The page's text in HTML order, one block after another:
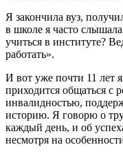
Я закончила вуз,
в школе я часто
учиться в институте?
работать».
И вот уже почти 11
приходится общаться с
инвалидностью,
историю. Я говорю о
каждый день, и об
несмотря на